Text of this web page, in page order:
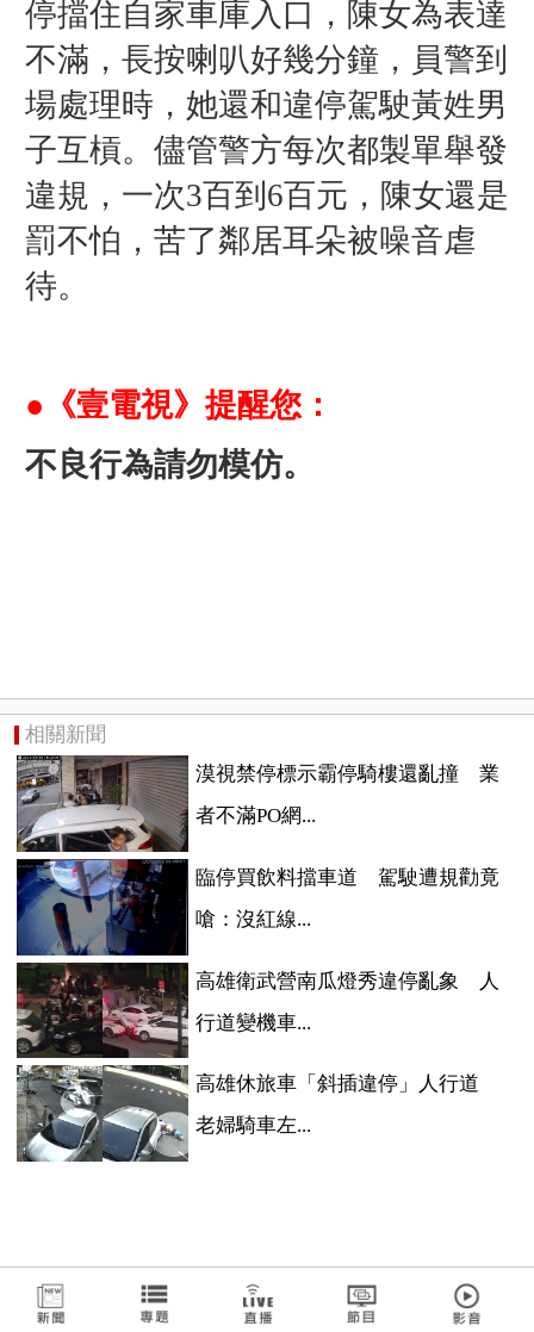
停擋住自家車庫入口， 陳女為表達
不滿， 長按喇叭好幾分鐘， 員警到
場處理時， 她還和違停駕駛黃姓男
子互槓。 儘管警方每次都製單舉發
違規，一次3百到6百元，陳女還是
罰不怕，苦了鄰居耳朵被噪音虐
待。
●《壹電視》提醒您：
不良行為請勿模仿。
相關新聞
漠視禁停標示霸停騎樓還亂撞 業
者不滿PO網...
臨停買飲料擋車道 駕駛遭規勸竟
嗆：沒紅線...
高雄衛武營南瓜燈秀違停亂象 人
行道變機車...
高雄休旅車「斜插違停」人行道
老婦騎車左...